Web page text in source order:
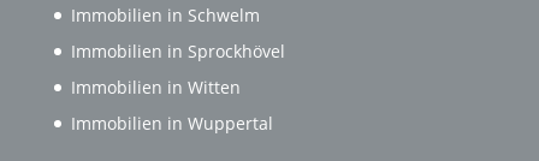
Immobilien in Schwelm
Immobilien in Sprockhövel
Immobilien in Witten
Immobilien in Wuppertal